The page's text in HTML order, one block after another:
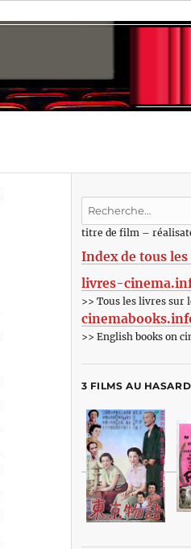
Recherche
:titre de film –
Index de tous
livres-
>> Tous les livres sur
>> English books on
3 FILMS AU HASARD